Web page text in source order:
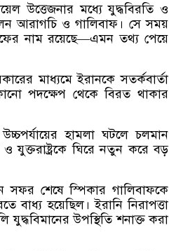
উত্তেজনার মধ্যে যুদ্ধবিরতি ও
আরাগচি ও গালিবাফ। সে সময়
নাম রয়েছে—এমন তথ্য পেয়ে
মাধ্যমে ইরানকে সতর্কবার্তা
পদক্ষেপ থেকে বিরত থাকার
হামলা ঘটলে চলমান
ঘিরে নতুন করে বড়
সফর শেষে স্পিকার গালিবাফকে
হয়েছিল। ইরানি নিরাপত্তা
যুদ্ধবিমানের উপস্থিতি শনাক্ত করা